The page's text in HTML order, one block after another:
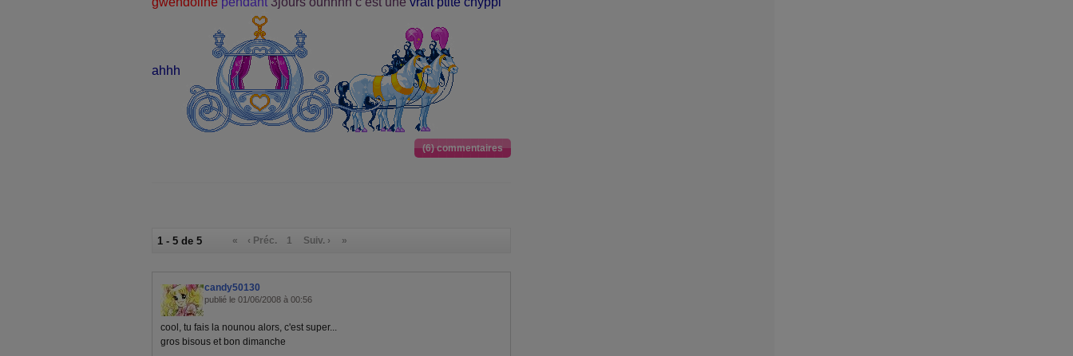
ahhh
(6) commentaires
1 - 5 de 5 « ‹ Préc. 1 Suiv. › »
candy50130
publié le 01/06/2008 à 00:56
cool, tu fais la nounou alors, c'est super...
gros bisous et bon dimanche